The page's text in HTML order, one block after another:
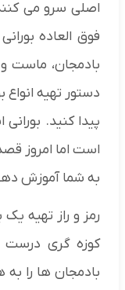
اصلی سرو می
فوق العاده
بادمجان، ماست
دستور تهیه انواع
پیدا کنید.
است اما امروز
به شما آموزش
رمز و راز تهیه
کوزه گری درست
بادمجان ها را